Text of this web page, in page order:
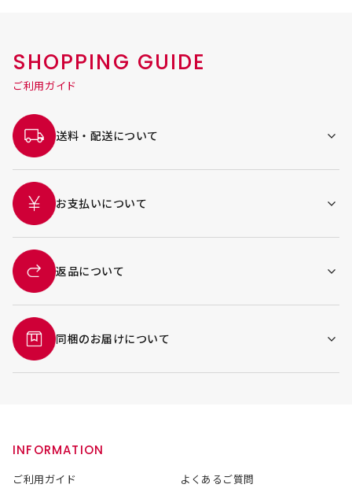
SHOPPING GUIDE
ご利用ガイド
送料・配送について
お支払いについて
返品について
同梱のお届けについて
INFORMATION
ご利用ガイド
よくあるご質問